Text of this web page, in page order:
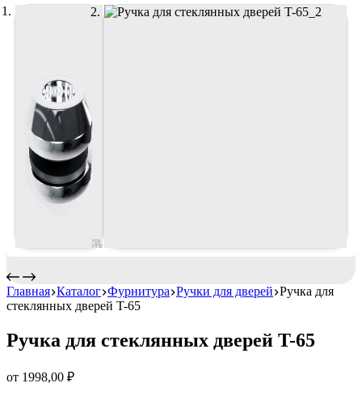
Главная Каталог Фурнитура Ручки для дверей Ручка для
стеклянных дверей T-65
Ручка для стеклянных дверей T-65
от 1998,00 ₽